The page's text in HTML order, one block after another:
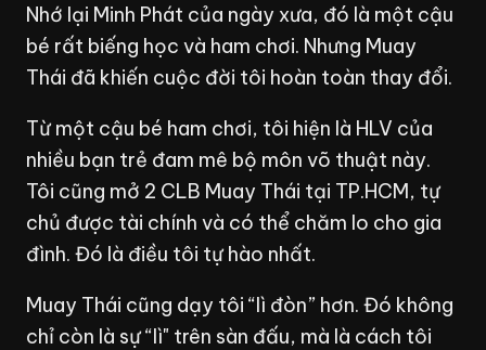
Nhớ lại Minh Phát của ngày xưa, đó là một cậu
bé rất biếng học và ham chơi. Nhưng Muay
Thái đã khiến cuộc đời tôi hoàn toàn thay đổi.
Từ một cậu bé ham chơi, tôi hiện là HLV của
nhiều bạn trẻ đam mê bộ môn võ thuật này.
Tôi cũng mở 2 CLB Muay Thái tại TP.HCM, tự
chủ được tài chính và có thể chăm lo cho gia
đình. Đó là điều tôi tự hào nhất.
Muay Thái cũng dạy tôi “lì đòn” hơn. Đó không
chỉ còn là sự “lì" trên sàn đấu, mà là cách tôi